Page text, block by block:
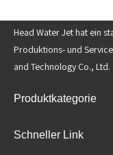
Head Water Jet hat ein
Produktions- und
and Technology Co., Ltd.
Produktkategorie
Schneller Link